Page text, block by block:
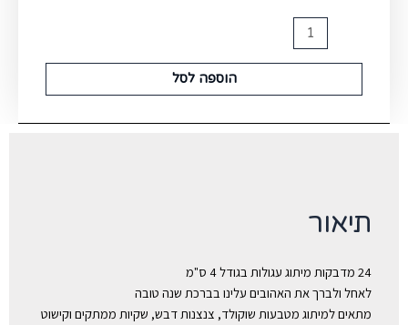
הוספה לסל
תיאור
24 מדבקות מיתוג עגולות בגודל 4 ס"מ
לאחל ולברך את האהובים עלינו בברכת שנה טובה
מתאים למיתוג מטבעות שוקולד, צנצנות דבש, שקיות ממתקים וקישוט